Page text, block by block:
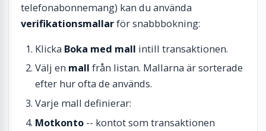
telefonabonnemang) kan du använda
verifikationsmallarför snabbbokning:
Klicka Boka med mall intill transaktionen.
Välj en mall från listan. Mallarna är sorterade
efter hur ofta de används.
Varje mall definierar:
Motkonto -- kontot som transaktionen